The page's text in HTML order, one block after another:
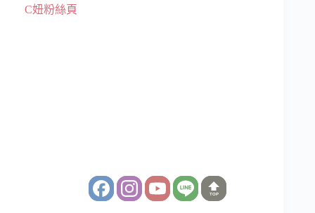
C妞粉絲頁
TOP